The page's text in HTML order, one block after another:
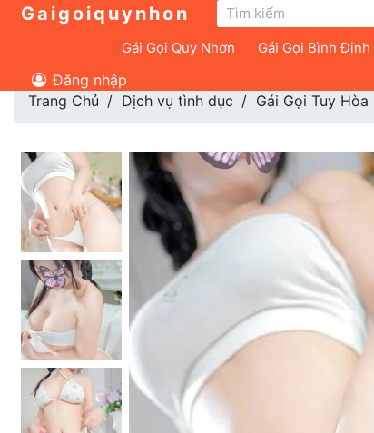
Gaigoiquynhon
Gái Gọi Quy Nhơn Gái Gọi Bình Định
Đăng nhập
Trang Chủ
Dịch vụ tình dục Gái Gọi Tuy Hòa